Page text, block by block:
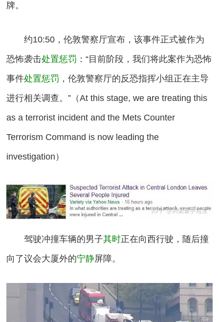
牌。
约10:50，伦敦警察厅宣布，该事件正式被作为
恐怖袭击处置惩罚 ：“目前阶段，我们将此案作为恐怖
事件处置惩罚 ，伦敦警察厅的反恐指挥小组正在主导
进行相关调查。”（At this stage, we are treating this
as a terrorist incident and the Mets Counter
Terrorism Command is now leading the
investigation）
驾驶冲撞车辆的男子其时正在向西行驶，随后撞
向了议会大厦外的宁静屏障。